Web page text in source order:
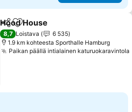
Jaa Lisää suosikkeihin
Hood House
8,7 Loistava
6 535
1.9 km kohteesta Sporthalle Hamburg
Paikan päällä intialainen katuruokaravintola